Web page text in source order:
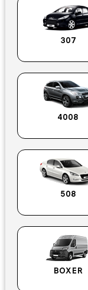
307
4008
508
BOXER